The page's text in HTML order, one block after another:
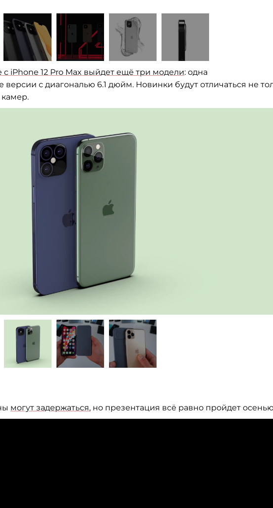
с iPhone 12 Pro Max выйдет ещё три модели: одна
версии с диагональю 6.1 дюйм. Новинки будут отличаться не
могут задержаться, но презентация всё равно пройдет